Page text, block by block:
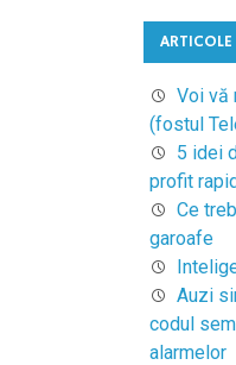
ARTICOLE
Voi vă
(fostul
5 idei
profit
Ce
garoafe
Auzi
codul
alarmelor